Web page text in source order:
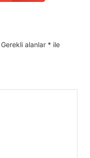
Gerekli alanlar * ile